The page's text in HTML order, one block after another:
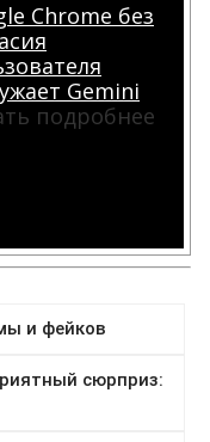
Chrome без
Gemini
подробнее